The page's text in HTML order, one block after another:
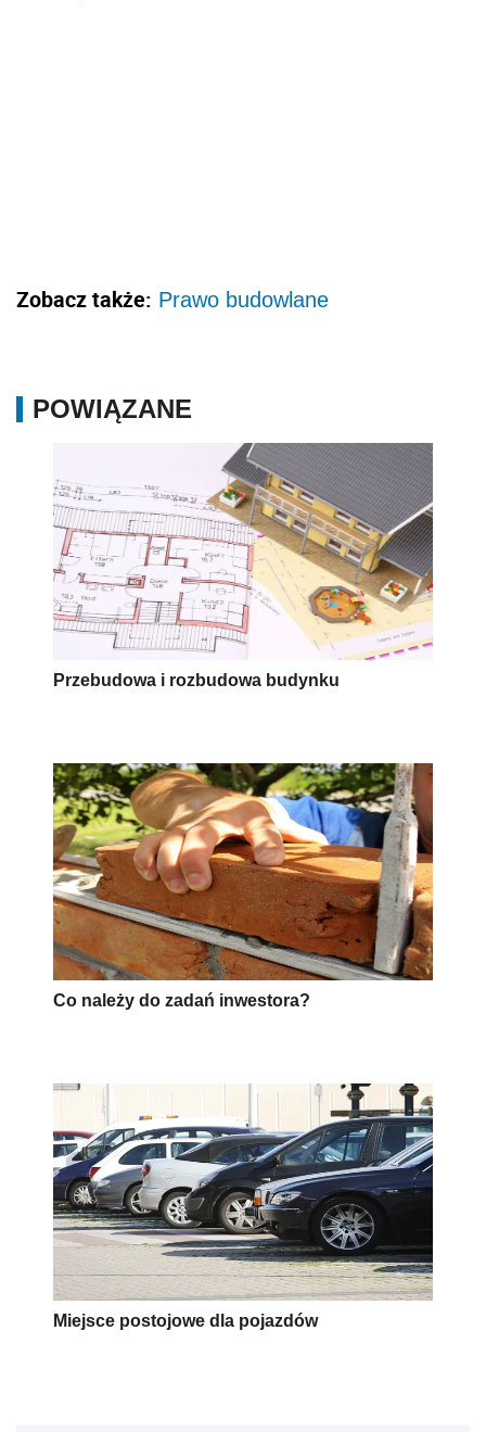
Zobacz także: Prawo budowlane
POWIĄZANE
Przebudowa i rozbudowa budynku
Co należy do zadań inwestora?
Miejsce postojowe dla pojazdów